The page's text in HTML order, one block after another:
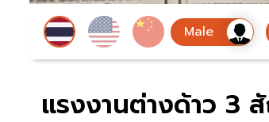
แรงงานต่างด้าว 3